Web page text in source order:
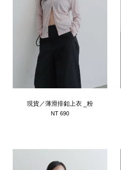
現貨／薄滑排釦上衣 _粉
NT 690